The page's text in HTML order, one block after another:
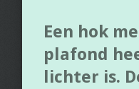
Een hok
plafond
lichter is.